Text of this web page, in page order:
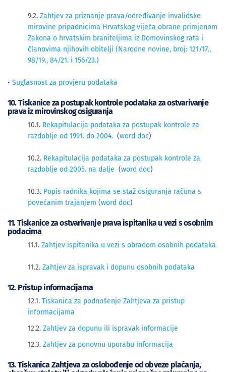
9.2. Zahtjev za priznanje prava/određivanje invalidske
mirovine pripadnicima Hrvatskog vijeća obrane primjenom
Zakona o hrvatskim braniteljima iz Domovinskog rata i
članovima njihovih obitelji (Narodne novine, broj: 121/17.,
98/19., 84/21. i 156/23.)
• Suglasnost za provjeru podataka
10. Tiskanice za postupak kontrole podataka za ostvarivanje
prava iz mirovinskog osiguranja
10.1. Rekapitulacija podataka za postupak kontrole za
razdoblje od 1991. do 2004. (word doc)
10.2. Rekapitulacija podataka za postupak kontrole za
razdoblje od 2005. na dalje (word doc)
10.3. Popis radnika kojima se staž osiguranja računa s
povećanim trajanjem (word doc)
11. Tiskanice za ostvarivanje prava ispitanika u vezi s osobnim
podacima
11.1. Zahtjev ispitanika u vezi s obradom osobnih podataka
11.2. Zahtjev za ispravak i dopunu osobnih podataka
12. Pristup informacijama
12.1. Tiskanica za podnošenje Zahtjeva za pristup
informacijama
12.2. Zahtjev za dopunu ili ispravak informacije
12.3. Zahtjev za ponovnu uporabu informacija
13. Tiskanica Zahtjeva za oslobođenje od obveze plaćanja,